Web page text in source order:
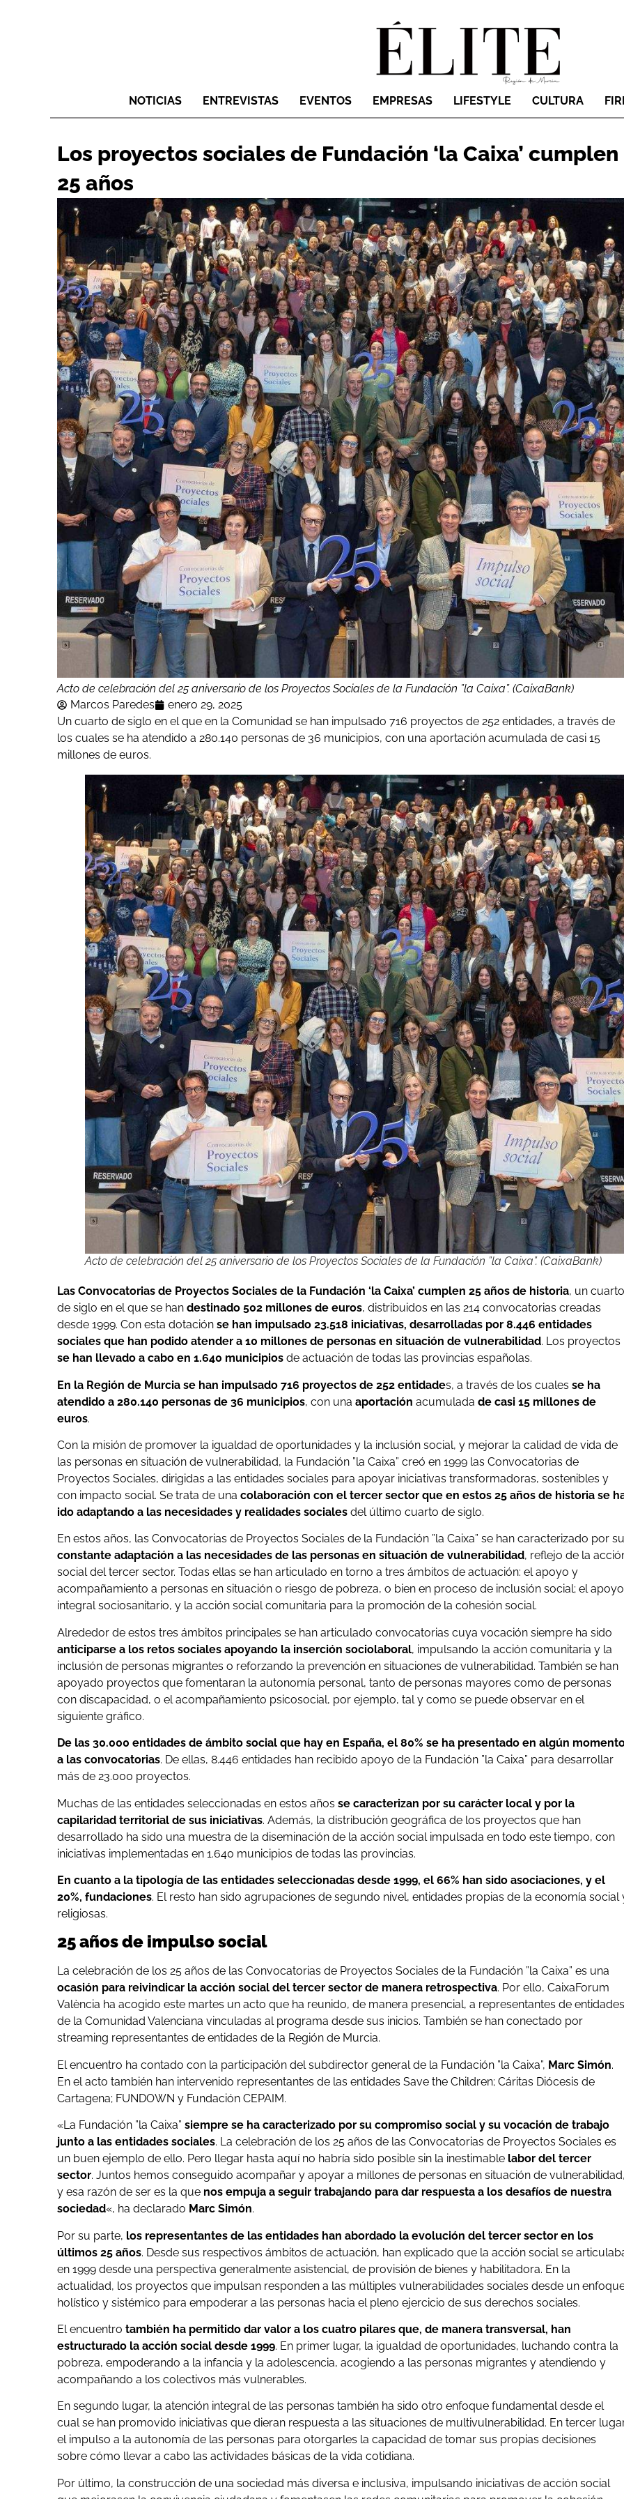
NOTICIAS ENTREVISTAS EVENTOS EMPRESAS LIFESTYLE CULTURA
Los proyectos sociales de Fundación ‘la Caixa’ cumplen
25 años
Acto de celebración del 25 aniversario de los Proyectos Sociales de la Fundación ”la Caixa”. (CaixaBank)
Marcos Paredes
enero 29, 2025
Un cuarto de siglo en el que en la Comunidad se han impulsado 716 proyectos de 252 entidades, a través de
los cuales se ha atendido a 280.140 personas de 36 municipios, con una aportación acumulada de casi 15
millones de euros.
Acto de celebración del 25 aniversario de los Proyectos Sociales de la Fundación ”la Caixa”. (CaixaBank)
Las Convocatorias de Proyectos Sociales de la Fundación ‘la Caixa’ cumplen 25 años de historia, un cuarto
de siglo en el que se han destinado 502 millones de euros, distribuidos en las 214 convocatorias creadas
desde 1999. Con esta dotación se han impulsado 23.518 iniciativas, desarrolladas por 8.446 entidades
sociales que han podido atender a 10 millones de personas en situación de vulnerabilidad. Los proyectos
se han llevado a cabo en 1.640 municipios de actuación de todas las provincias españolas.
En la Región de Murcia se han impulsado 716 proyectos de 252 entidades, a través de los cuales se ha
atendido a 280.140 personas de 36 municipios, con una aportación acumulada de casi 15 millones de
euros.
Con la misión de promover la igualdad de oportunidades y la inclusión social, y mejorar la calidad de vida de
las personas en situación de vulnerabilidad, la Fundación ”la Caixa” creó en 1999 las Convocatorias de
Proyectos Sociales, dirigidas a las entidades sociales para apoyar iniciativas transformadoras, sostenibles y
con impacto social. Se trata de una colaboración con el tercer sector que en estos 25 años de historia se
ido adaptando a las necesidades y realidades sociales del último cuarto de siglo.
En estos años, las Convocatorias de Proyectos Sociales de la Fundación ”la Caixa” se han caracterizado por su
constante adaptación a las necesidades de las personas en situación de vulnerabilidad, reflejo de la
social del tercer sector. Todas ellas se han articulado en torno a tres ámbitos de actuación: el apoyo y
acompañamiento a personas en situación o riesgo de pobreza, o bien en proceso de inclusión social; el apoyo
integral sociosanitario, y la acción social comunitaria para la promoción de la cohesión social.
Alrededor de estos tres ámbitos principales se han articulado convocatorias cuya vocación siempre ha sido
anticiparse a los retos sociales apoyando la inserción sociolaboral, impulsando la acción comunitaria y la
inclusión de personas migrantes o reforzando la prevención en situaciones de vulnerabilidad. También se han
apoyado proyectos que fomentaran la autonomía personal, tanto de personas mayores como de personas
con discapacidad, o el acompañamiento psicosocial, por ejemplo, tal y como se puede observar en el
siguiente gráfico.
De las 30.000 entidades de ámbito social que hay en España, el 80% se ha presentado en algún
a las convocatorias. De ellas, 8.446 entidades han recibido apoyo de la Fundación ”la Caixa” para desarrollar
más de 23.000 proyectos.
Muchas de las entidades seleccionadas en estos años se caracterizan por su carácter local y por la
capilaridad territorial de sus iniciativas. Además, la distribución geográfica de los proyectos que han
desarrollado ha sido una muestra de la diseminación de la acción social impulsada en todo este tiempo, con
iniciativas implementadas en 1.640 municipios de todas las provincias.
En cuanto a la tipología de las entidades seleccionadas desde 1999, el 66% han sido asociaciones, y el
20%, fundaciones. El resto han sido agrupaciones de segundo nivel, entidades propias de la economía social
religiosas.
25 años de impulso social
La celebración de los 25 años de las Convocatorias de Proyectos Sociales de la Fundación ”la Caixa” es una
ocasión para reivindicar la acción social del tercer sector de manera retrospectiva. Por ello, CaixaForum
València ha acogido este martes un acto que ha reunido, de manera presencial, a representantes de entidades
de la Comunidad Valenciana vinculadas al programa desde sus inicios. También se han conectado por
streaming representantes de entidades de la Región de Murcia.
El encuentro ha contado con la participación del subdirector general de la Fundación ”la Caixa”, Marc Simón.
En el acto también han intervenido representantes de las entidades Save the Children; Cáritas Diócesis de
Cartagena; FUNDOWN y Fundación CEPAIM.
«La Fundación ”la Caixa” siempre se ha caracterizado por su compromiso social y su vocación de trabajo
junto a las entidades sociales. La celebración de los 25 años de las Convocatorias de Proyectos Sociales es
un buen ejemplo de ello. Pero llegar hasta aquí no habría sido posible sin la inestimable labor del tercer
sector. Juntos hemos conseguido acompañar y apoyar a millones de personas en situación de vulnerabilidad,
y esa razón de ser es la que nos empuja a seguir trabajando para dar respuesta a los desafíos de nuestra
sociedad«, ha declarado Marc Simón.
Por su parte, los representantes de las entidades han abordado la evolución del tercer sector en los
últimos 25 años. Desde sus respectivos ámbitos de actuación, han explicado que la acción social se
en 1999 desde una perspectiva generalmente asistencial, de provisión de bienes y habilitadora. En la
actualidad, los proyectos que impulsan responden a las múltiples vulnerabilidades sociales desde un
holístico y sistémico para empoderar a las personas hacia el pleno ejercicio de sus derechos sociales.
El encuentro también ha permitido dar valor a los cuatro pilares que, de manera transversal, han
estructurado la acción social desde 1999. En primer lugar, la igualdad de oportunidades, luchando contra la
pobreza, empoderando a la infancia y la adolescencia, acogiendo a las personas migrantes y atendiendo y
acompañando a los colectivos más vulnerables.
En segundo lugar, la atención integral de las personas también ha sido otro enfoque fundamental desde el
cual se han promovido iniciativas que dieran respuesta a las situaciones de multivulnerabilidad. En tercer
el impulso a la autonomía de las personas para otorgarles la capacidad de tomar sus propias decisiones
sobre cómo llevar a cabo las actividades básicas de la vida cotidiana.
Por último, la construcción de una sociedad más diversa e inclusiva, impulsando iniciativas de acción social